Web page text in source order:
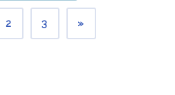
2 3 »